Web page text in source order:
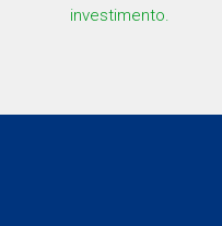
investimento.